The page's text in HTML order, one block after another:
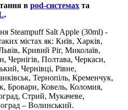
в pod-системах та
.
Steampuff Salt Apple (30ml) -
містах як: Київ, Харків,
Кривий Ріг, Миколаїв,
Чернігів, Полтава, Черкаси,
Чернівці, Рівне,
Тернопіль, Кременчук,
Бровари, Ковель, Коломия,
Стрий, Мукачеве,
– Волинський.